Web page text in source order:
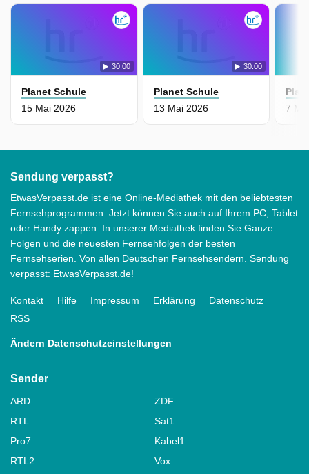
30:00
Planet Schule
15 Mai 2026
30:00
Planet Schule
13 Mai 2026
7
Sendung verpasst?
EtwasVerpasst.de ist eine Online-Mediathek mit den beliebtesten
Fernsehprogrammen. Jetzt können Sie auch auf Ihrem PC, Tablet
oder Handy zappen. In unserer Mediathek finden Sie Ganze
Folgen und die neuesten Fernsehfolgen der besten
Fernsehserien. Von allen Deutschen Fernsehsendern. Sendung
verpasst: EtwasVerpasst.de!
Kontakt Hilfe Impressum Erklärung
Datenschutz
RSS
Ändern Datenschutzeinstellungen
Sender
ARD
ZDF
RTL
Sat1
Pro7
Kabel1
RTL2
Vox